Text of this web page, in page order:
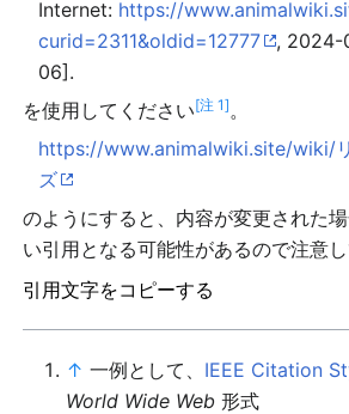
Internet: https://
curid=2311&oldid=12777
,
06].
を使用してください[注 1]。
https://www.animalwiki.site/wiki/
ズ
のようにすると、内容が変更された
い引用となる可能性があるので注意し
引用文字をコピーする
↑ 一例として、 IEEE Citation
World Wide Web 形式